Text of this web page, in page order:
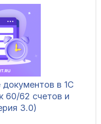
в 1С
60/62 счетов и
3.0)